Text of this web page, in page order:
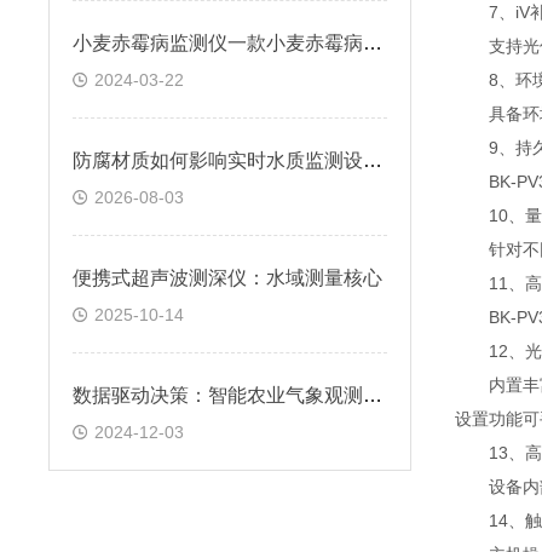
小麦赤霉病监测仪一款小麦赤霉病，预警监测护丰收的小麦赤霉病监测仪
2024-03-22
防腐材质如何影响实时水质监测设备野外使用寿命？
2026-08-03
便携式超声波测深仪：水域测量核心
2025-10-14
数据驱动决策：智能农业气象观测站在农业政策制定中的作用
2024-12-03
7、iV补
⽀持光伏
8、环境
具备环境
9、持
BK-PV31
10、量
针对不同
11、⾼
BK-PV31
12、光
内置丰富
设置功能
13、⾼
设备内部
14、触